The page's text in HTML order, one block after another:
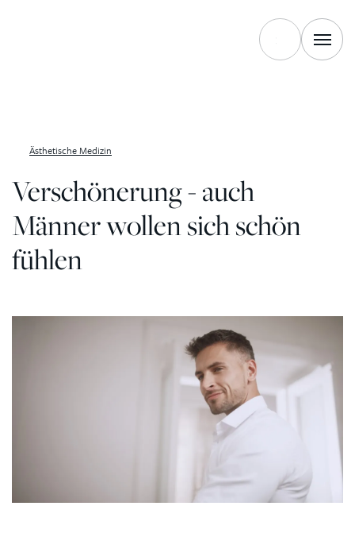
Ästhetische Medizin
Verschönerung - auch
Männer wollen sich schön
fühlen